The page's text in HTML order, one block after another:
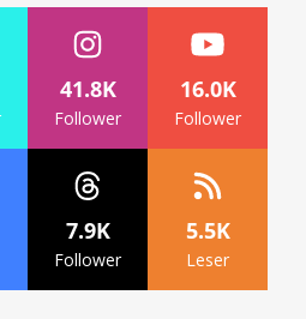
41.8K
Follower
16.0K
Follower
7.9K
Follower
5.5K
Leser